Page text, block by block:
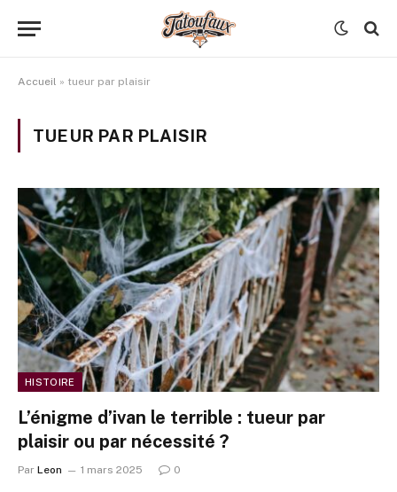
Accueil » tueur par plaisir
TUEUR PAR PLAISIR
HISTOIRE
L’énigme d’ivan le terrible : tueur par
plaisir ou par nécessité ?
Par Leon 1 mars 2025 0